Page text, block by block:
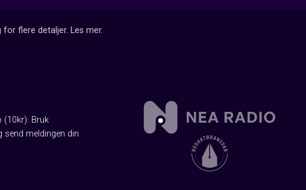
flere detaljer. Les mer.
(10kr): Bruk
send meldingen din